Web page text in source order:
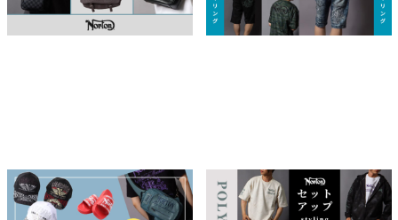
Norton 小物
EAGLE EMBOSS POLYSUEDE
SETUP